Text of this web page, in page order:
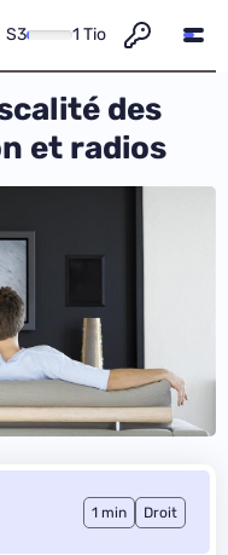
S3 1 Tio
des
et radios
1 min Droit